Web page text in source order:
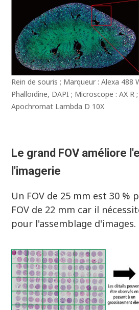
Rein de souris ; Marqueur : Alexa 488
Phalloïdine, DAPI ; Microscope : AX R
Apochromat Lambda D 10X
Le grand FOV améliore
l'imagerie
Un FOV de 25 mm est 30 %
FOV de 22 mm car il
pour l'assemblage d'images.